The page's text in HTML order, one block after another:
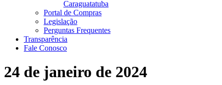
Caraguatatuba
Portal de Compras
Legislação
Perguntas Frequentes
Transparência
Fale Conosco
24 de janeiro de 2024